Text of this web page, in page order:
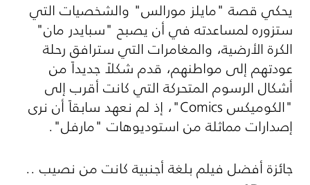
يحكي قصة "مايلز مورالس" والشخصيات التي
ستزوره لمساعدته في أن يصبح "سبايدر مان"
الكرة الأرضية، والمغامرات التي سترافق رحلة
عودتهم إلى مواطنهم، قدم شكلاً جديداً من
أشكال الرسوم المتحركة التي كانت أقرب إلى
"الكوميكسComics"، إذ لم نعهد سابقاً أن نرى
إصدارات مماثلة من استوديوهات "مارفل".
جائزة أفضل فيلم بلغة أجنبية كانت من نصيب ..